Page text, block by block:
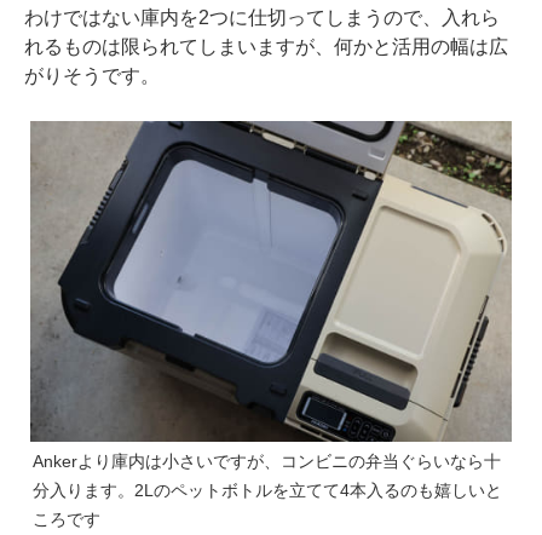
わけではない庫内を2つに仕切ってしまうので、入れら
れるものは限られてしまいますが、何かと活用の幅は広
がりそうです。
Ankerより庫内は小さいですが、コンビニの弁当ぐらいなら十
分入ります。2Lのペットボトルを立てて4本入るのも嬉しいと
ころです